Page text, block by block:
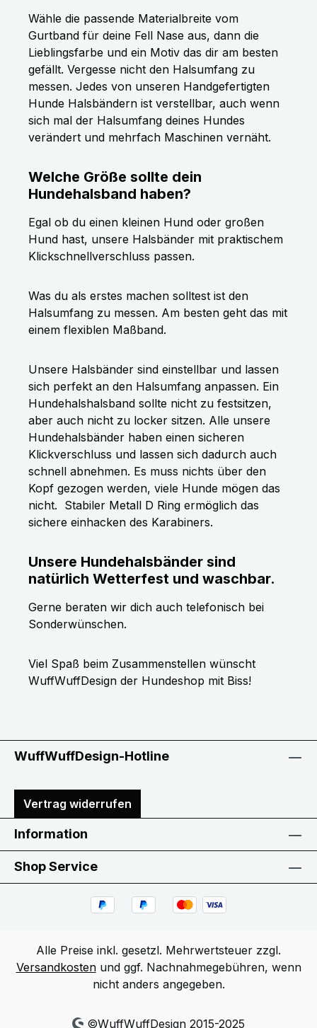
Wähle die passende Materialbreite vom
Gurtband für deine Fell Nase aus, dann die
Lieblingsfarbe und ein Motiv das dir am besten
gefällt. Vergesse nicht den Halsumfang zu
messen. Jedes von unseren Handgefertigten
Hunde Halsbändern ist verstellbar, auch wenn
sich mal der Halsumfang deines Hundes
verändert und mehrfach Maschinen vernäht.
Welche Größe sollte dein
Hundehalsband haben?
Egal ob du einen kleinen Hund oder großen
Hund hast, unsere Halsbänder mit praktischem
Klickschnellverschluss passen.
Was du als erstes machen solltest ist den
Halsumfang zu messen. Am besten geht das mit
einem flexiblen Maßband.
Unsere Halsbänder sind einstellbar und lassen
sich perfekt an den Halsumfang anpassen. Ein
Hundehalshalsband sollte nicht zu festsitzen,
aber auch nicht zu locker sitzen. Alle unsere
Hundehalsbänder haben einen sicheren
Klickverschluss und lassen sich dadurch auch
schnell abnehmen. Es muss nichts über den
Kopf gezogen werden, viele Hunde mögen das
nicht. Stabiler Metall D Ring ermöglich das
sichere einhacken des Karabiners.
Unsere Hundehalsbänder sind
natürlich Wetterfest und waschbar.
Gerne beraten wir dich auch telefonisch bei
Sonderwünschen.
Viel Spaß beim Zusammenstellen wünscht
WuffWuffDesign der Hundeshop mit Biss!
WuffWuffDesign-Hotline
Vertrag widerrufen
Information
Shop Service
Alle Preise inkl. gesetzl. Mehrwertsteuer zzgl.
Versandkostenund ggf. Nachnahmegebühren, wenn
nicht anders angegeben.
©WuffWuffDesign 2015-2025